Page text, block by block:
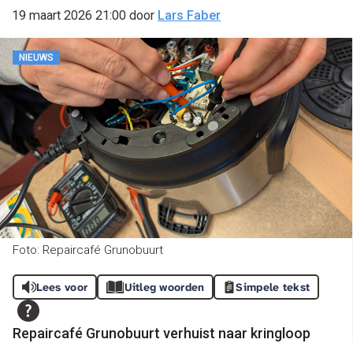
19 maart 2026 21:00 door Lars Faber
NIEUWS
Foto: Repaircafé Grunobuurt
Lees voor Uitleg woorden Simpele tekst
Repaircafé Grunobuurt verhuist naar kringloop